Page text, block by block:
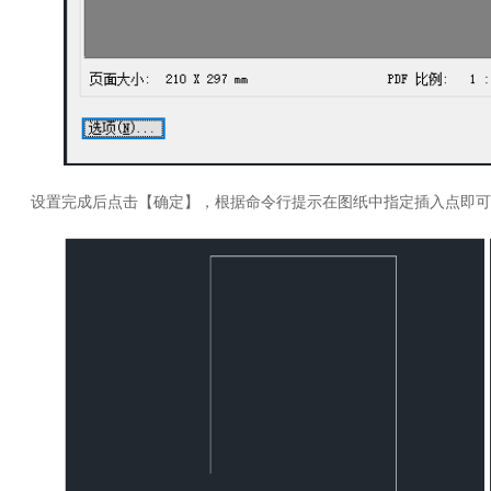
设置完成后点击【确定】，根据命令行提示在图纸中指定插入点即